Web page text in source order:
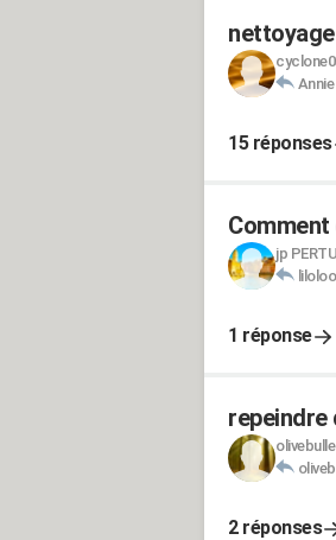
Annie
15 réponses
jp
liloloo
1 réponse
repeindre
olivebulle
2 réponses